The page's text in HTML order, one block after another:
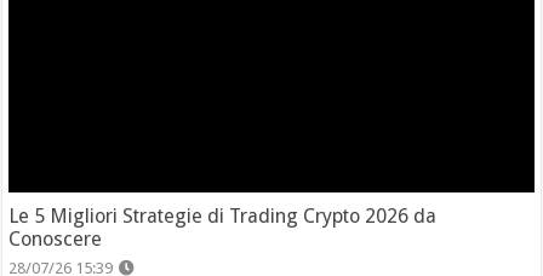
Le 5 Migliori Strategie di Trading Crypto 2026 da
Conoscere
28/07/26 15:39